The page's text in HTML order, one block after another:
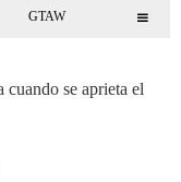
GTAW 
se aprieta el